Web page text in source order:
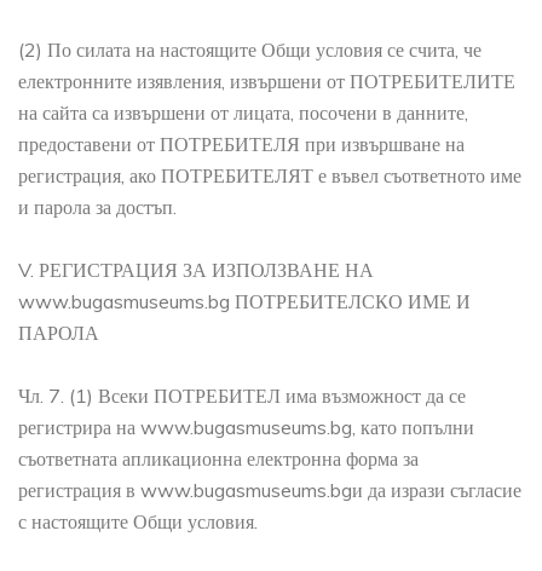
(2) По силата на настоящите Общи условия се счита, че
електронните изявления, извършени от ПОТРЕБИТЕЛИТЕ
на сайта са извършени от лицата, посочени в данните,
предоставени от ПОТРЕБИТЕЛЯ при извършване на
регистрация, ако ПОТРЕБИТЕЛЯТ е въвел съответното име
и парола за достъп.
V. РЕГИСТРАЦИЯ ЗА ИЗПОЛЗВАНЕ НА
www.bugasmuseums.bg ПОТРЕБИТЕЛСКО ИМЕ И
ПАРОЛА
Чл. 7. (1) Всеки ПОТРЕБИТЕЛ има възможност да се
регистрира на www.bugasmuseums.bg, като попълни
съответната апликационна електронна форма за
регистрация в www.bugasmuseums.bgи да изрази съгласие
с настоящите Общи условия.